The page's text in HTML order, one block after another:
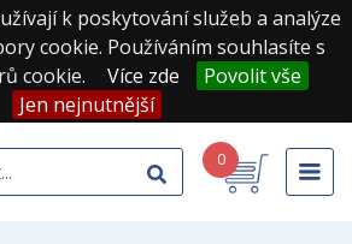
k poskytování služeb a analýze
cookie. Používáním souhlasíte s
cookie.
Více zde
Povolit vše
Jen nejnutnější
0